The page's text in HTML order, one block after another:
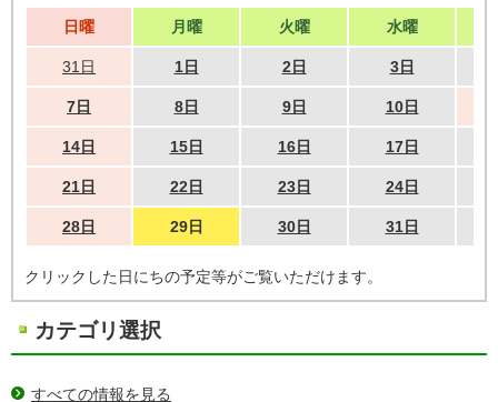
日曜 月曜 火曜 水曜
31日 1日 2日 3日
7日 8日 9日 10日
14日 15日 16日 17日
21日 22日 23日 24日
28日 29日 30日 31日
クリックした日にちの予定等がご覧いただけます。
カテゴリ選択
すべての情報を見る